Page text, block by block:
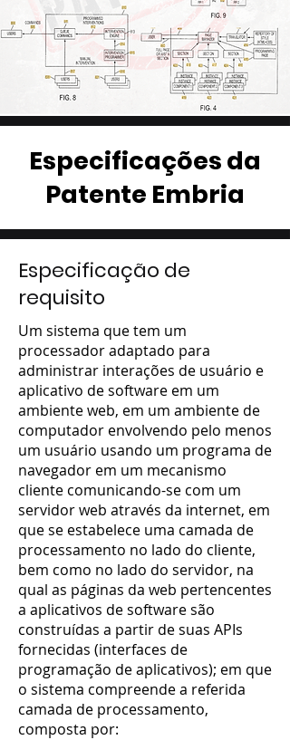
Especificações da
Patente Embria
Especificação de
requisito
Um sistema que tem um
processador adaptado para
administrar interações de usuário e
aplicativo de software em um
ambiente web, em um ambiente de
computador envolvendo pelo menos
um usuário usando um programa de
navegador em um mecanismo
cliente comunicando-se com um
servidor web através da internet, em
que se estabelece uma camada de
processamento no lado do cliente,
bem como no lado do servidor, na
qual as páginas da web pertencentes
a aplicativos de software são
construídas a partir de suas APIs
fornecidas (interfaces de
programação de aplicativos); em que
o sistema compreende a referida
camada de processamento,
composta por: